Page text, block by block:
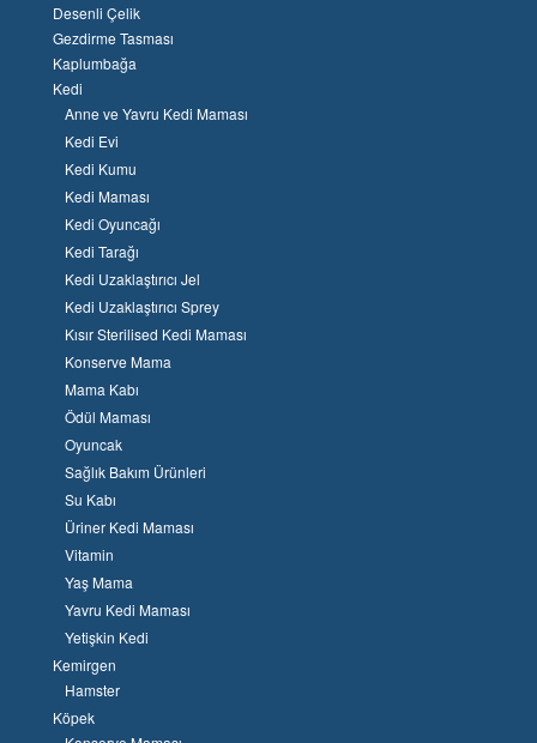
Desenli Çelik
Gezdirme Tasması
Kaplumbağa
Kedi
Anne ve Yavru Kedi Maması
Kedi Evi
Kedi Kumu
Kedi Maması
Kedi Oyuncağı
Kedi Tarağı
Kedi Uzaklaştırıcı Jel
Kedi Uzaklaştırıcı Sprey
Kısır Sterilised Kedi Maması
Konserve Mama
Mama Kabı
Ödül Maması
Oyuncak
Sağlık Bakım Ürünleri
Su Kabı
Üriner Kedi Maması
Vitamin
Yaş Mama
Yavru Kedi Maması
Yetişkin Kedi
Kemirgen
Hamster
Köpek